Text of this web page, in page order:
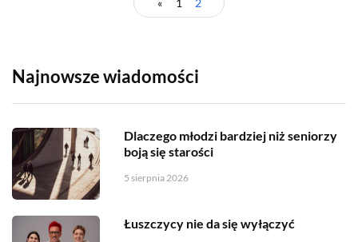
Najnowsze wiadomości
Dlaczego młodzi bardziej niż seniorzy
boją się starości
5 sierpnia 2026
Łuszczycy nie da się wyłączyć